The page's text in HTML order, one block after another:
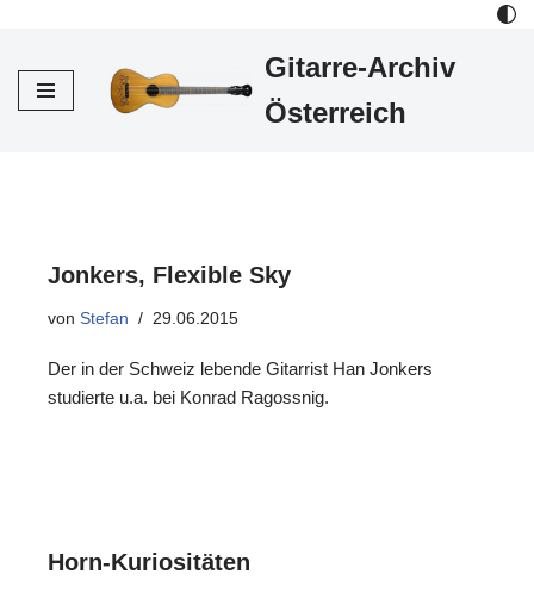
Inhalt
Gitarre-Archiv
Österreich
Jonkers, Flexible Sky
von Stefan 29.06.2015
Der in der Schweiz lebende Gitarrist Han Jonkers
studierte u.a. bei Konrad Ragossnig.
Horn-Kuriositäten